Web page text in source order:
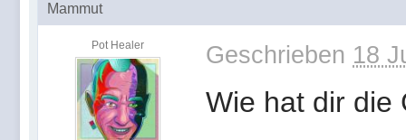
Mammut
Pot Healer Geschrieben 18
Wie hat dir die